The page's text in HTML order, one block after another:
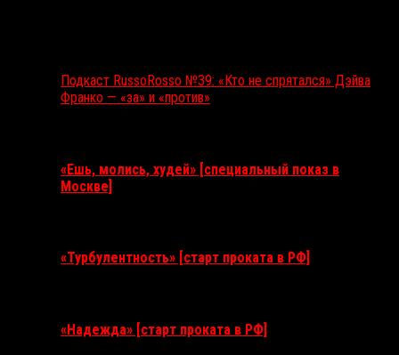
Подкаст RussoRosso №39: «Кто не спрятался» Дэйва
Франко — «за» и «против»
«Ешь, молись, худей» [специальный показ в
Москве]
«Турбулентность» [старт проката в РФ]
«Надежда» [старт проката в РФ]